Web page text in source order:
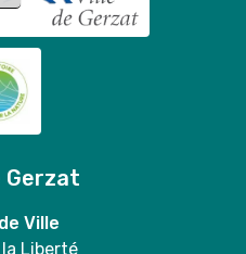
Gerzat
Ville
Liberté